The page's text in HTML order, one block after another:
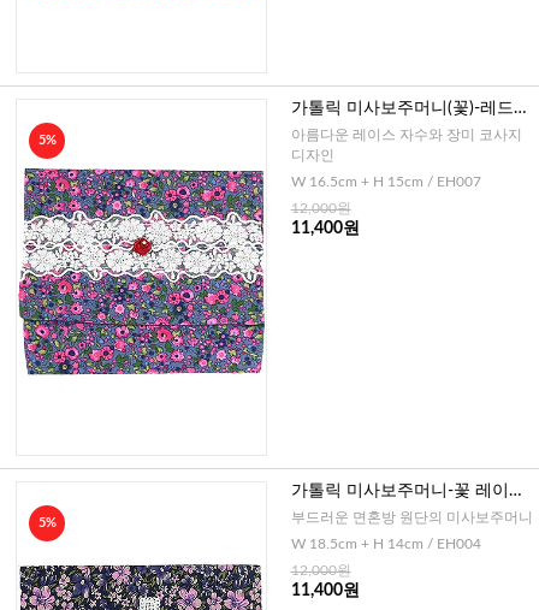
5%
가톨릭 미사보주머니(꽃)-레드장
미 코사지
아름다운 레이스 자수와 장미 코사지
디자인
W 16.5cm + H 15cm / EH007
12,000원
11,400원
5%
가톨릭 미사보주머니-꽃 레이스
십자가(블루)
부드러운 면혼방 원단의 미사보주머니
W 18.5cm + H 14cm / EH004
12,000원
11,400원